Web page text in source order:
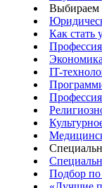
Выбираем
Как
IT-
Подбор